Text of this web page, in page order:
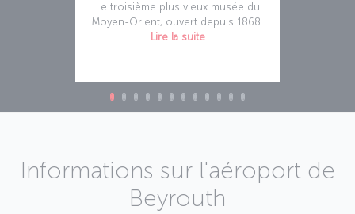
Le troisième plus vieux musée du
Moyen-Orient, ouvert depuis 1868.
Lire la suite
Informations sur l'aéroport de
Beyrouth